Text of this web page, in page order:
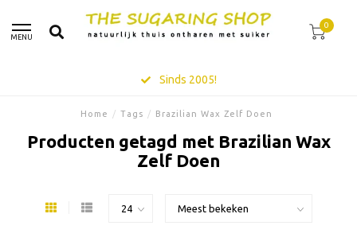
MENU
0
Sinds 2005!
Home / Tags / Brazilian Wax Zelf Doen
Producten getagd met Brazilian Wax
Zelf Doen